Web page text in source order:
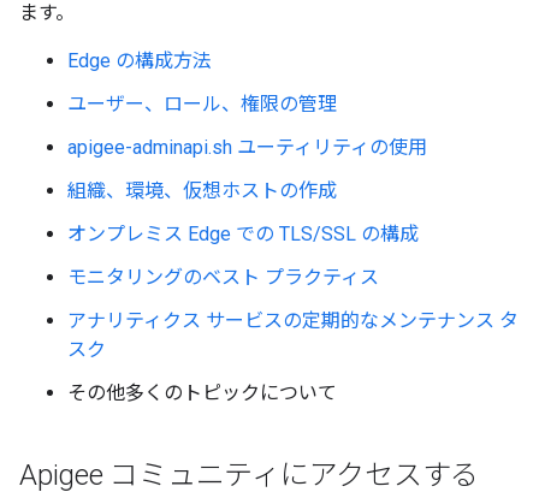
ます。
Edge の構成方法
ユーザー、ロール、権限の管理
apigee-adminapi.sh ユーティリティの使用
組織、環境、仮想ホストの作成
オンプレミス Edge での TLS/SSL の構成
モニタリングのベスト プラクティス
アナリティクス サービスの定期的なメンテナンス タ
スク
その他多くのトピックについて
Apigee コミュニティにアクセスする